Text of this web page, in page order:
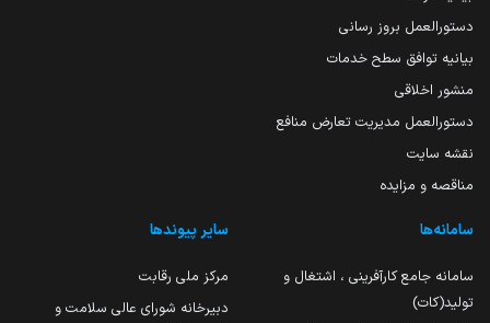
دستورالعمل بروز رسانی
بیانیه توافق سطح خدمات
منشور اخلاقی
دستورالعمل مدیریت تعارض منافع
نقشه سایت
مناقصه و مزایده
سامانه‌ها
سامانه جامع کارآفرینی ، اشتغال و
تولید(کات)
سایر پیوندها
مرکز ملی رقابت
دبیرخانه شورای عالی سلامت و